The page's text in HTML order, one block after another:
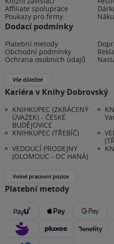
Affiliate spolupráce
Poukazy pro firmy
Dodací podmínky
Platební metody
Obchodní podmínky
Ochrana osobních údajů
Vše důležité
Kariéra v Knihy Dobrovský
KNIHKUPEC (ZKRÁCENÝ
ÚVAZEK) - ČESKÉ
BUDĚJOVICE
KNIHKUPEC (TŘEBÍČ)
VEDOUCÍ PRODEJNY
(OLOMOUC - OC HANÁ)
Volné pracovní pozice
Platební metody